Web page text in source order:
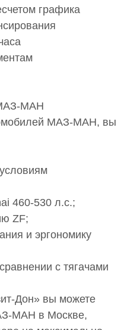
графика
МАН
МАЗ-МАН, вы
460-530 л.с.;
ZF;
и эргономику
с тягачами
Дон» вы можете
МАН в Москве,